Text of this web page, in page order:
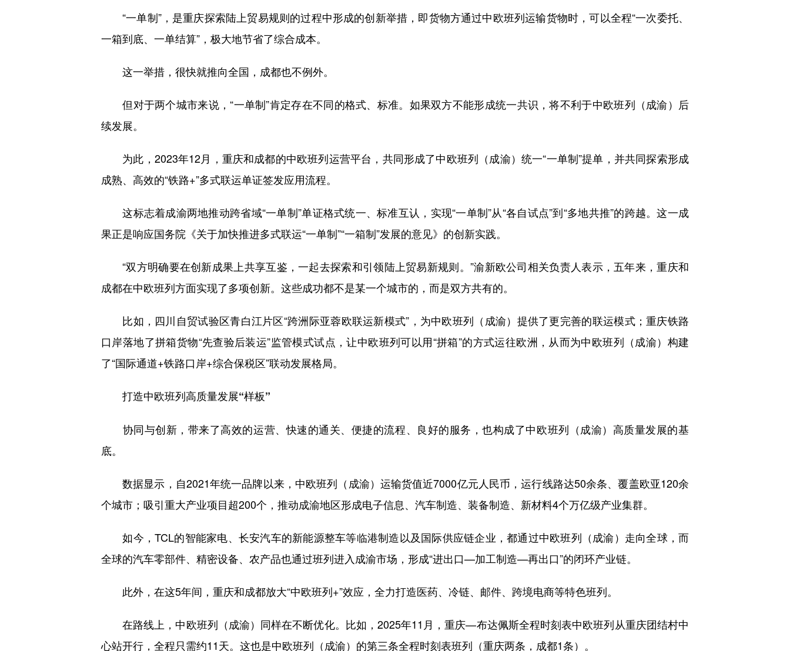
“一单制”，是重庆探索陆上贸易规则的过程中形成的创新举措，即货物方通过中欧班列运输货物时，可以全程“一次委托、
一箱到底、一单结算”，极大地节省了综合成本。
这一举措，很快就推向全国，成都也不例外。
但对于两个城市来说，“一单制”肯定存在不同的格式、标准。如果双方不能形成统一共识，将不利于中欧班列（成渝）后
续发展。
为此，2023年12月，重庆和成都的中欧班列运营平台，共同形成了中欧班列（成渝）统一“一单制”提单，并共同探索形成
成熟、高效的“铁路+”多式联运单证签发应用流程。
这标志着成渝两地推动跨省域“一单制”单证格式统一、标准互认，实现“一单制”从“各自试点”到“多地共推”的跨越。这一成
果正是响应国务院《关于加快推进多式联运“一单制”“一箱制”发展的意见》的创新实践。
“双方明确要在创新成果上共享互鉴，一起去探索和引领陆上贸易新规则。”渝新欧公司相关负责人表示，五年来，重庆和
成都在中欧班列方面实现了多项创新。这些成功都不是某一个城市的，而是双方共有的。
比如，四川自贸试验区青白江片区“跨洲际亚蓉欧联运新模式”，为中欧班列（成渝）提供了更完善的联运模式；重庆铁路
口岸落地了拼箱货物“先查验后装运”监管模式试点，让中欧班列可以用“拼箱”的方式运往欧洲，从而为中欧班列（成渝）构建
了“国际通道+铁路口岸+综合保税区”联动发展格局。
打造中欧班列高质量发展“样板”
协同与创新，带来了高效的运营、快速的通关、便捷的流程、良好的服务，也构成了中欧班列（成渝）高质量发展的基
底。
数据显示，自2021年统一品牌以来，中欧班列（成渝）运输货值近7000亿元人民币，运行线路达50余条、覆盖欧亚120余
个城市；吸引重大产业项目超200个，推动成渝地区形成电子信息、汽车制造、装备制造、新材料4个万亿级产业集群。
如今，TCL的智能家电、长安汽车的新能源整车等临港制造以及国际供应链企业，都通过中欧班列（成渝）走向全球，而
全球的汽车零部件、精密设备、农产品也通过班列进入成渝市场，形成“进出口—加工制造—再出口”的闭环产业链。
此外，在这5年间，重庆和成都放大“中欧班列+”效应，全力打造医药、冷链、邮件、跨境电商等特色班列。
在路线上，中欧班列（成渝）同样在不断优化。比如，2025年11月，重庆—布达佩斯全程时刻表中欧班列从重庆团结村中
心站开行，全程只需约11天。这也是中欧班列（成渝）的第三条全程时刻表班列（重庆两条，成都1条）。